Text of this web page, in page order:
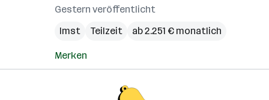
Gestern veröffentlicht
Imst
Teilzeit ab 2.251 € monatlich
Merken